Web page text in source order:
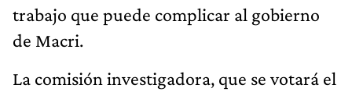
trabajo que puede complicar al gobierno
de Macri.
La comisión investigadora, que se votará el